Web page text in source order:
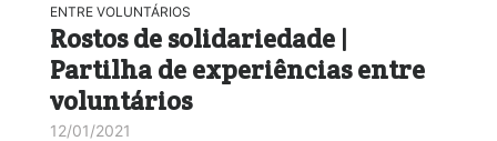
ENTRE VOLUNTÁRIOS
Rostos de solidariedade |
Partilha de experiências entre
voluntários
12/01/2021